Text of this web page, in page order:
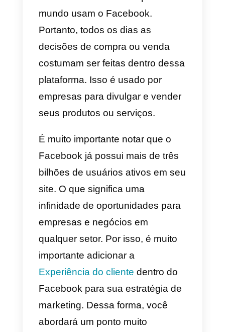
posicionou-se como a rede
mais popular entre pessoas e
empresas. Não é segredo que
conseguiu manter e até evoluir
para alcançar mais
posicionamento. Hoje, muitos
mundo usam o Facebook.
Portanto, todos os dias as
decisões de compra ou venda
costumam ser feitas dentro
plataforma. Isso é usado por
empresas para divulgar e vender
seus produtos ou serviços.
É muito importante notar que o
Facebook já possui mais de três